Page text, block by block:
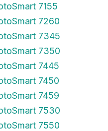
7155
7260
7345
7350
7445
7450
7459
7530
7550